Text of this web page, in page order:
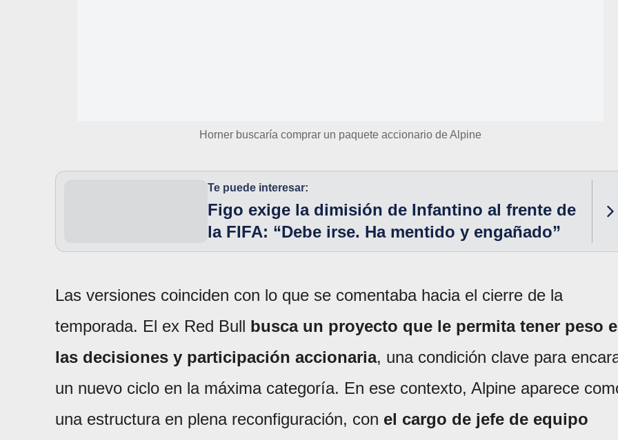
Horner buscaría comprar un paquete accionario de Alpine
Te puede interesar:
Figo exige la dimisión de Infantino al frente de
la FIFA: “Debe irse. Ha mentido y engañado”
Las versiones coinciden con lo que se comentaba hacia el cierre de la
temporada. El ex Red Bull busca un proyecto que le permita tener peso
las decisiones y participación accionaria, una condición clave para
un nuevo ciclo en la máxima categoría. En ese contexto, Alpine aparece
una estructura en plena reconfiguración, con el cargo de jefe de equipo